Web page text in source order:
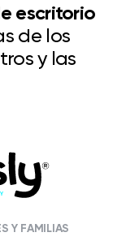
escritorio
de los
y las
Y FAMILIAS